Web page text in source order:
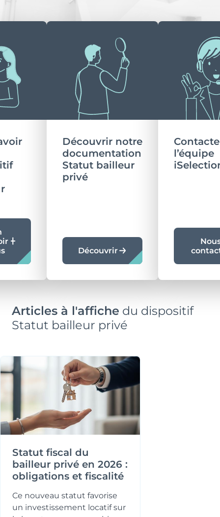
Découvrir notre
documentation
Statut bailleur
privé
Découvrir
l’équipe
Articles à l'affiche du dispositif
Statut bailleur privé
Statut fiscal du
bailleur privé en 2026 :
obligations et fiscalité
Ce nouveau statut favorise
un investissement locatif sur